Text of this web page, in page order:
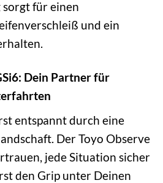
sorgt für einen
und ein
Dein Partner für
entspannt durch eine
Der Toyo Observe
jede Situation sicher
den Grip unter Deinen